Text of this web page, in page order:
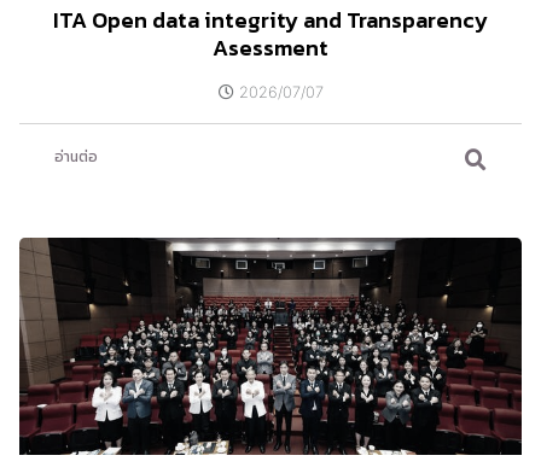
ITA Open data integrity and Transparency
Asessment
2026/07/07
อ่านต่อ